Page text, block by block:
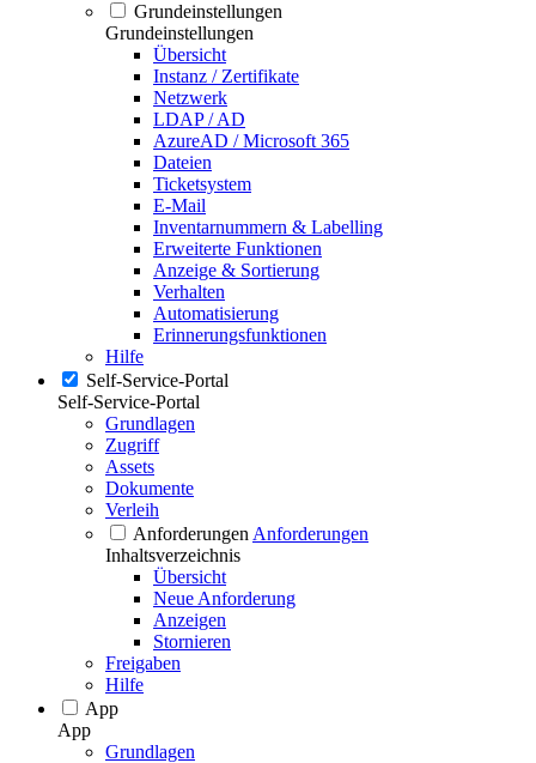
Grundeinstellungen
Grundeinstellungen
Übersicht
Instanz / Zertifikate
Netzwerk
LDAP / AD
AzureAD / Microsoft 365
Dateien
Ticketsystem
E-Mail
Inventarnummern & Labelling
Erweiterte Funktionen
Anzeige & Sortierung
Verhalten
Automatisierung
Erinnerungsfunktionen
Hilfe
Self-Service-Portal
Self-Service-Portal
Grundlagen
Zugriff
Assets
Dokumente
Verleih
Anforderungen Anforderungen
Inhaltsverzeichnis
Übersicht
Neue Anforderung
Anzeigen
Stornieren
Freigaben
Hilfe
App
App
Grundlagen